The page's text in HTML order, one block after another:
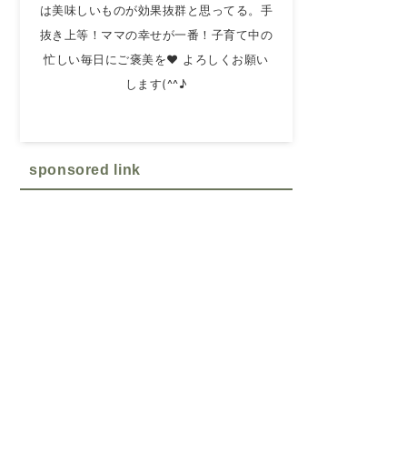
は美味しいものが効果抜群と思ってる。手
抜き上等！ママの幸せが一番！子育て中の
忙しい毎日にご褒美を❤ よろしくお願い
します(^^♪
sponsored link